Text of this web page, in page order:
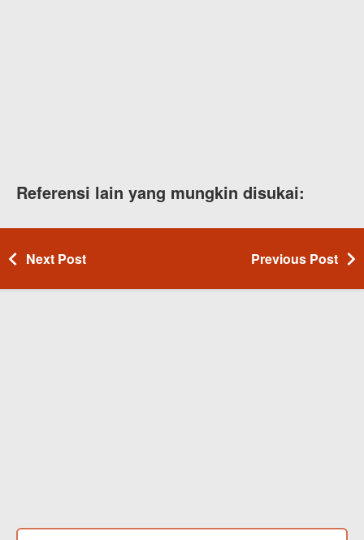
Referensi lain yang mungkin disukai:
Next Post Previous Post